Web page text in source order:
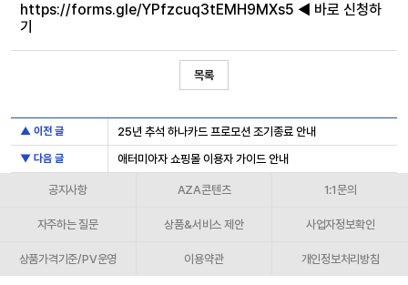
https://forms.gle/YPfzcuq3tEMH9MXs5 ◀ 바로 신청하
기
목록
▲ 이전 글 25년 추석 하나카드 프로모션 조기종료 안내
▼ 다음 글 애터미아자 쇼핑몰 이용자 가이드 안내
공지사항 AZA콘텐츠 1:1문의
자주하는 질문 상품&서비스 제안 사업자정보확인
상품가격기준/PV운영 이용약관 개인정보처리방침